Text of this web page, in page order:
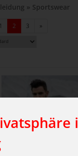
» Sportswear
1 2 (aktuell)
3 »